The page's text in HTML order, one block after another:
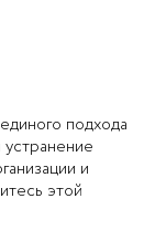
подхода
и
этой